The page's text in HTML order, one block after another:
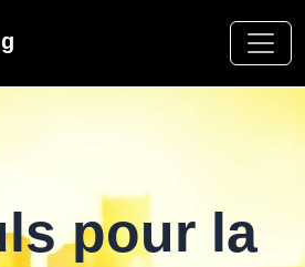
pour la